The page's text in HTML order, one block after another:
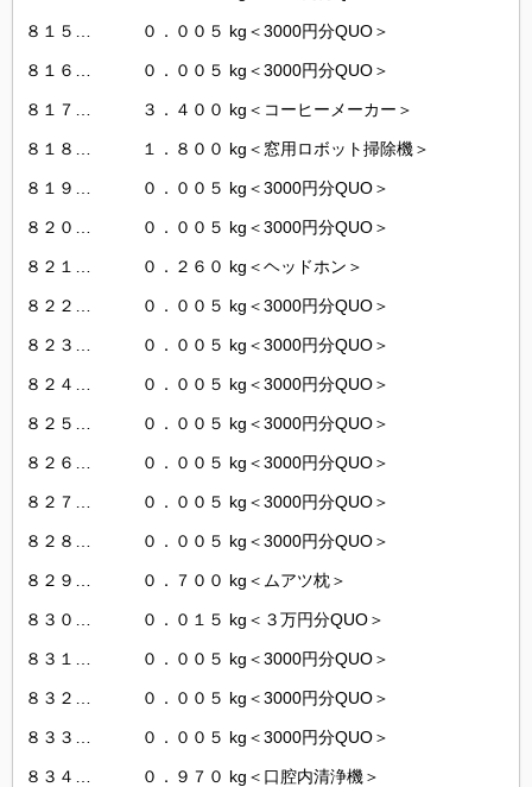
８１５… ０．００５ kg＜3000円分QUO＞
８１６… ０．００５ kg＜3000円分QUO＞
８１７… ３．４００ kg＜コーヒーメーカー＞
８１８… １．８００ kg＜窓用ロボット掃除機＞
８１９… ０．００５ kg＜3000円分QUO＞
８２０… ０．００５ kg＜3000円分QUO＞
８２１… ０．２６０ kg＜ヘッドホン＞
８２２… ０．００５ kg＜3000円分QUO＞
８２３… ０．００５ kg＜3000円分QUO＞
８２４… ０．００５ kg＜3000円分QUO＞
８２５… ０．００５ kg＜3000円分QUO＞
８２６… ０．００５ kg＜3000円分QUO＞
８２７… ０．００５ kg＜3000円分QUO＞
８２８… ０．００５ kg＜3000円分QUO＞
８２９… ０．７００ kg＜ムアツ枕＞
８３０… ０．０１５ kg＜３万円分QUO＞
８３１… ０．００５ kg＜3000円分QUO＞
８３２… ０．００５ kg＜3000円分QUO＞
８３３… ０．００５ kg＜3000円分QUO＞
８３４… ０．９７０ kg＜口腔内清浄機＞